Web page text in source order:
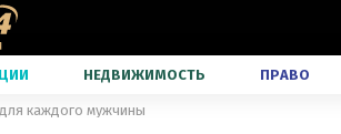
НЕДВИЖИМОСТЬ ПРАВО
каждого мужчины